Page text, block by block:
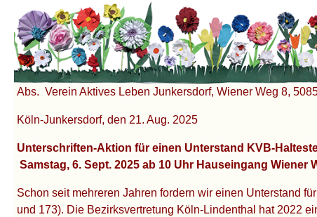
Unter dem Inhalt
Abs. Verein Aktives Leben Junkersdorf, Wiener Weg 8,
Köln-Junkersdorf, den 21. Aug. 2025
Unterschriften-Aktion für einen Unterstand KVB-
Samstag, 6. Sept. 2025 ab 10 Uhr Hauseingang Wiener
Schon seit mehreren Jahren fordern wir einen Unterstand
und 173). Die Bezirksvertretung Köln-Lindenthal hat 2022